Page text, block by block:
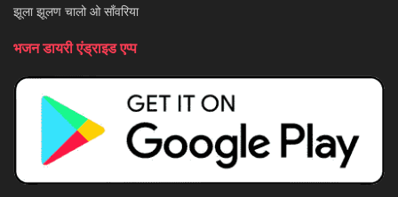
झूला झूलण चालो ओ साँवरिया
भजन डायरी एंड्राइड एप्प